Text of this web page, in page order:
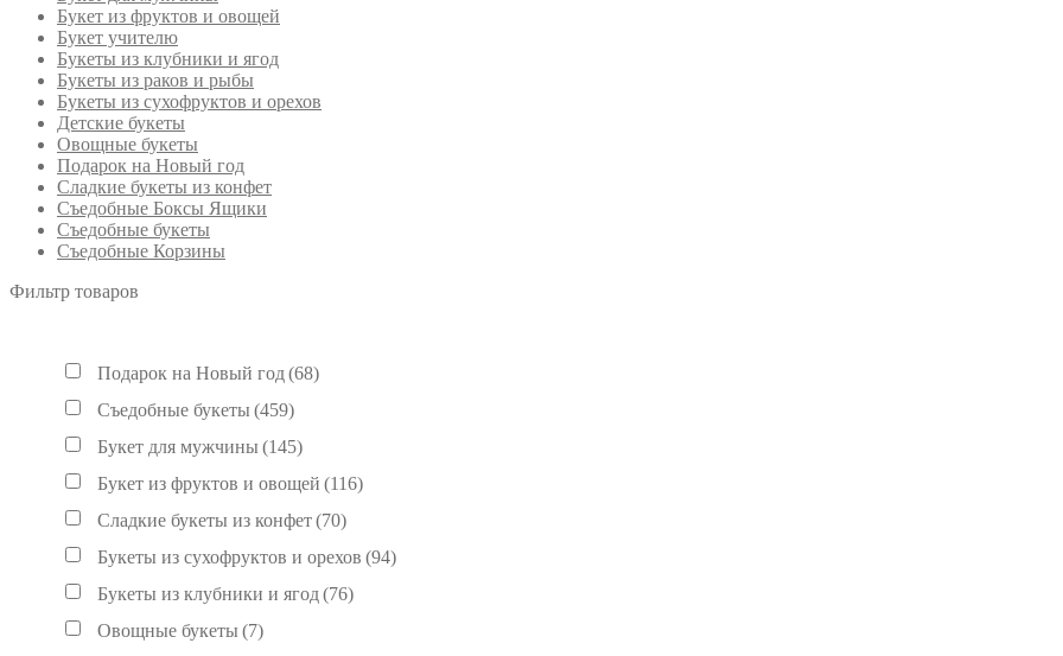
Букет из фруктов и овощей
Букет учителю
Букеты из клубники и ягод
Букеты из раков и рыбы
Букеты из сухофруктов и орехов
Детские букеты
Овощные букеты
Подарок на Новый год
Сладкие букеты из конфет
Съедобные Боксы Ящики
Съедобные букеты
Съедобные Корзины
Фильтр товаров
Подарок на Новый год(68)
Съедобные букеты (459)
Букет для мужчины (145)
Букет из фруктов и овощей (116)
Сладкие букеты из конфет(70)
Букеты из сухофруктов и орехов (94)
Букеты из клубники и ягод(76)
Овощные букеты (7)